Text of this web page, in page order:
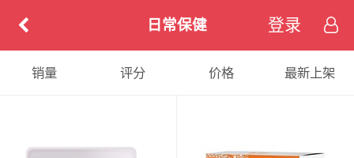
日常保健 登录
销量 评分 价格 最新上架